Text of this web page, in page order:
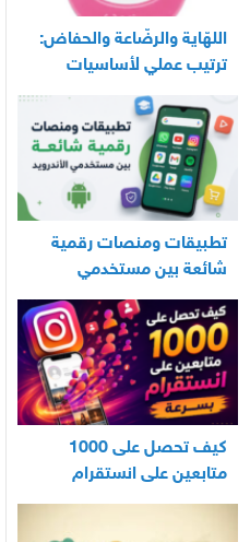
اللهّاية والرضّاعة والحفاض:
ترتيب عملي لأساسيات
العناية اليومية بالرضيع
تطبيقات ومنصات رقمية
شائعة بين مستخدمي
الأندرويد
كيف تحصل على 1000
متابعين على انستقرام
بسرعة